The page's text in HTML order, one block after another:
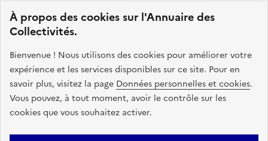
À propos des cookies sur l'Annuaire des
Collectivités.
Bienvenue ! Nous utilisons des cookies pour améliorer votre
expérience et les services disponibles sur ce site. Pour en
savoir plus, visitez la page Données personnelles et cookies.
Vous pouvez, à tout moment, avoir le contrôle sur les
cookies que vous souhaitez activer.
Cohésion des Territoires
. Le code source de ce site web
est disponible en licence libre. Le design de ce site est conçu
avec le système de design de l’État.
legifrance.gouv.fr
info.gouv.fr
service-public.gouv.fr
data.gouv.fr
Plan du site Accessibilite : non conforme Mentions légales